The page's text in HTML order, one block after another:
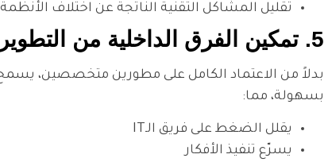
تقليل المشاكل التقنية الناتجة عن اختلاف الأنظمة
5. تمكين الفرق الداخلية من التطوير
بسهولة، مما:
يقلل الضغط على فريق الـIT
يسرّع تنفيذ الأفكار